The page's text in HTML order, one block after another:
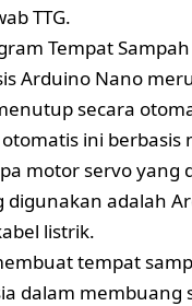
TTG.
Tempat Sampah
Arduino Nano
secara
ini
motor servo yang
adalah
listrik.
tempat
dalam